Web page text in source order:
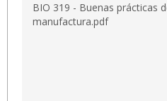
BIO 319 - Buenas prácticas
manufactura.pdf